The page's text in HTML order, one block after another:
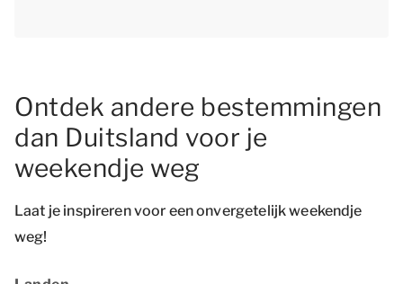
Ontdek andere bestemmingen
dan Duitsland voor je
weekendje weg
Laat je inspireren voor een onvergetelijk weekendje
weg!